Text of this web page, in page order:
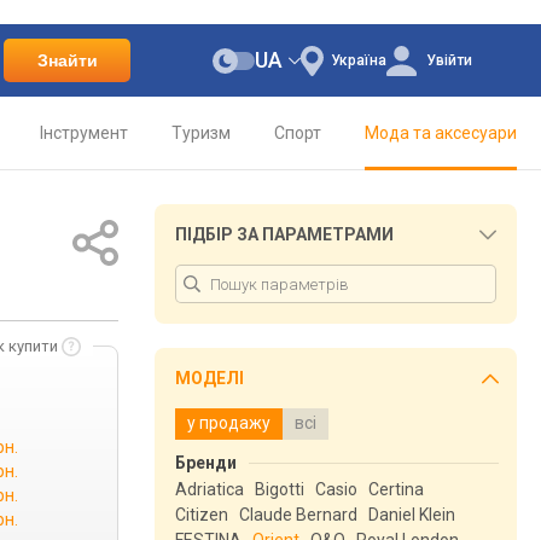
Знайти Україна
UA Увійти
Інструмент Туризм Спорт Мода та аксесуари
купити
ПІДБІР ЗА ПАРАМЕТРАМИ
МОДЕЛІ
у продажу всі
Бренди
Adriatica
Bigotti Casio
Certina
Citizen
Claude Bernard
Daniel Klein